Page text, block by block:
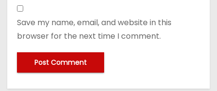
Save my name, email, and website in this
browser for the next time I comment.